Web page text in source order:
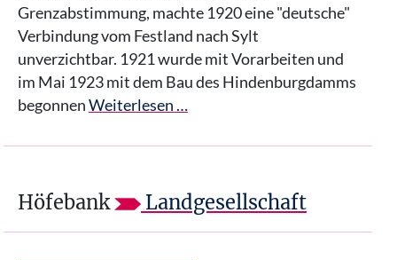
Grenzabstimmung, machte 1920 eine "deutsche"
Verbindung vom Festland nach Sylt
unverzichtbar. 1921 wurde mit Vorarbeiten und
im Mai 1923 mit dem Bau des Hindenburgdamms
begonnenWeiterlesen …
Höfebank Landgesellschaft